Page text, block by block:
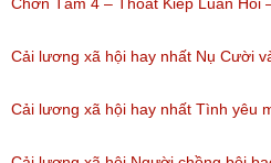
267)
Cải lương xã hội hay nhất Nụ Cười
Thủy
Cải lương xã hội hay nhất Tình yêu